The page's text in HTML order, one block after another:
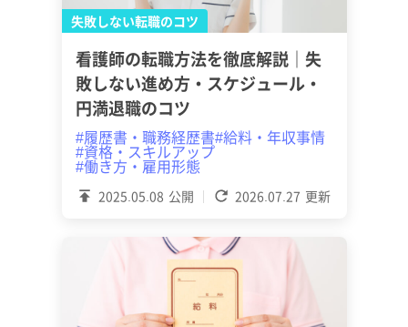
失敗しない転職のコツ
2025.05.08 公開 2026.07.27 更新
看護師の転職方法を徹底解説｜失
敗しない進め方・スケジュール・
円満退職のコツ
#履歴書・職務経歴書#給料・年収事情
#資格・スキルアップ
#働き方・雇用形態